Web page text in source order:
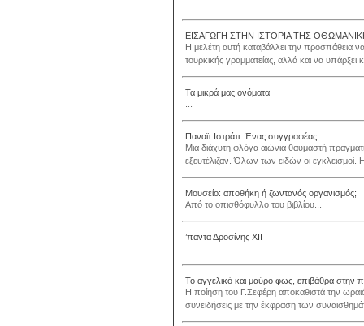
ΕΙΣΑΓΩΓΗ ΣΤΗΝ ΙΣΤΟΡΙΑ ΤΗΣ
Η μελέτη αυτή καταβάλλει την προσπάθεια
τουρκικής γραμματείας, αλλά και να
Τα μικρά μας ονόματα
Παναϊτ Ιστράτι. Ένας συγγραφέας
Μια διάχυτη φλόγα αιώνια θαυμαστή
εξευτέλιζαν. Όλων των ειδών οι εγκλεισμοί.
Μουσείο: αποθήκη ή ζωντανός οργανισμός;
Από το οπισθόφυλλο του βιβλίου...
’παντα Δροσίνης ΧΙΙ
Το αγγελικό και μαύρο φως, επιβάθρα στην
Η ποίηση του Γ.Σεφέρη αποκαθιστά την
συνειδήσεις με την έκφραση των